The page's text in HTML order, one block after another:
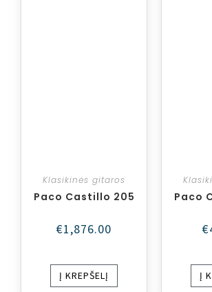
Klasikinės gitaros
Paco Castillo 205
€1,876.00
Į KREPŠELĮ
Paco
€
Į